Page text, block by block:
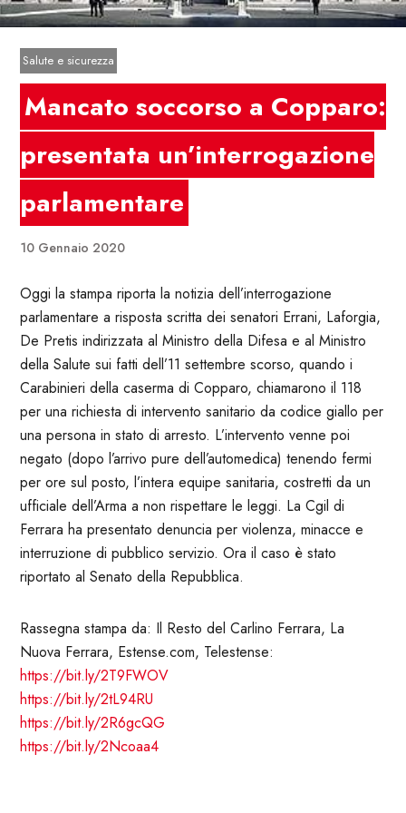
Salute e sicurezza
Mancato soccorso a Copparo:
presentata un’interrogazione
parlamentare
10 Gennaio 2020
Oggi la stampa riporta la notizia dell’interrogazione
parlamentare a risposta scritta dei senatori Errani, Laforgia,
De Pretis indirizzata al Ministro della Difesa e al Ministro
della Salute sui fatti dell’11 settembre scorso, quando i
Carabinieri della caserma di Copparo, chiamarono il 118
per una richiesta di intervento sanitario da codice giallo per
una persona in stato di arresto. L’intervento venne poi
negato (dopo l’arrivo pure dell’automedica) tenendo fermi
per ore sul posto, l’intera equipe sanitaria, costretti da un
ufficiale dell’Arma a non rispettare le leggi. La Cgil di
Ferrara ha presentato denuncia per violenza, minacce e
interruzione di pubblico servizio. Ora il caso è stato
riportato al Senato della Repubblica.
Rassegna stampa da: Il Resto del Carlino Ferrara, La
Nuova Ferrara, Estense.com, Telestense:
https://bit.ly/2T9FWOV
https://bit.ly/2tL94RU
https://bit.ly/2R6gcQG
https://bit.ly/2Ncoaa4